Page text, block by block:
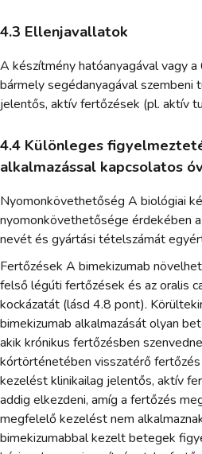
4.3 Ellenjavallatok
A készítmény hatóanyagával vagy
bármely segédanyagával szembeni
jelentős, aktív fertőzések (pl. aktív
4.4 Különleges
alkalmazással kapcsolatos
Nyomonkövethetőség A biológiai
nyomonkövethetősége érdekében
nevét és gyártási tételszámát
Fertőzések A bimekizumab
felső légúti fertőzések és az oralis
kockázatát (lásd 4.8 pont).
bimekizumab alkalmazását olyan
akik krónikus fertőzésben
kórtörténetében visszatérő
kezelést klinikailag jelentős, aktív
addig elkezdeni, amíg a fertőzés
megfelelő kezelést nem
bimekizumabbal kezelt betegek